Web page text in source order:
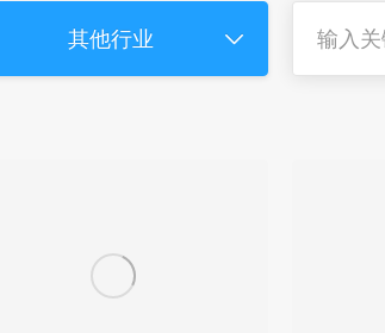
其他行业